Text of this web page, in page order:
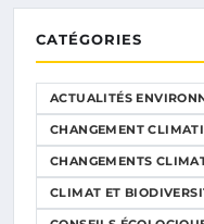
CATÉGORIES
ACTUALITÉS
CHANGEMENT
CHANGEMENTS
CLIMAT ET